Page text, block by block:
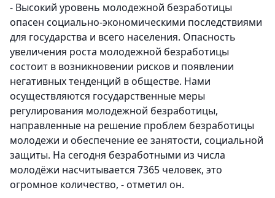
- Высокий уровень молодежной безработицы
опасен социально-экономическими последствиями
для государства и всего населения. Опасность
увеличения роста молодежной безработицы
состоит в возникновении рисков и появлении
негативных тенденций в обществе. Нами
осуществляются государственные меры
регулирования молодежной безработицы,
направленные на решение проблем безработицы
молодежи и обеспечение ее занятости, социальной
защиты. На сегодня безработными из числа
молодёжи насчитывается 7365 человек, это
огромное количество, - отметил он.